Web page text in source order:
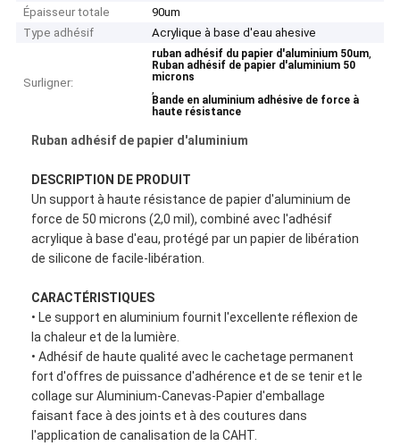
Épaisseur totale
90um
Type adhésif
Acrylique à base d'eau ahesive
Surligner:
ruban adhésif du papier d'aluminium 50um,
Ruban adhésif de papier d'aluminium 50
microns
,
Bande en aluminium adhésive de force à
haute résistance
Ruban adhésif de papier d'aluminium
DESCRIPTION DE PRODUIT
Un support à haute résistance de papier d'aluminium de
force de 50 microns (2,0 mil), combiné avec l'adhésif
acrylique à base d'eau, protégé par un papier de libération
de silicone de facile-libération.
CARACTÉRISTIQUES
• Le support en aluminium fournit l'excellente réflexion de
la chaleur et de la lumière.
• Adhésif de haute qualité avec le cachetage permanent
fort d'offres de puissance d'adhérence et de se tenir et le
collage sur Aluminium-Canevas-Papier d'emballage
faisant face à des joints et à des coutures dans
l'application de canalisation de la CAHT.